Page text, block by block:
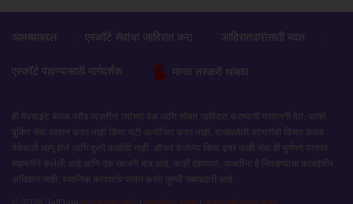
आमच्याबद्दल एस्कॉर्ट सेवांचा जाहिरात करा जाहिरातदारांसाठी मदत
एस्कॉर्ट पाहण्यासाठी मार्गदर्शक मानव तस्करी थांबवा
ही वेबसाइट केवळ प्रौढ व्यक्तींना त्यांच्या वेळ आणि सोबत जाहिरात करण्याची परवानगी देते. आम्ही
बुकिंग सेवा प्रदान करत नाही किंवा भेटी आयोजित करत नाही. दाखवलेली कोणतीही किंमत केवळ
वेळेसाठी लागू होते आणि दुसरे काहीही नाही. ऑफर केलेल्या किंवा इतर काही सेवा ही पूर्णपणे परस्पर
सहमतीने केलेली आहे आणि एक खाजगी बाब आहे. काही देशांमध्ये, व्यक्तींना हे निवडण्याचा कायदेशीर
अधिकार नाही; स्थानिक कायद्यांचे पालन करणे तुमची जबाबदारी आहे.